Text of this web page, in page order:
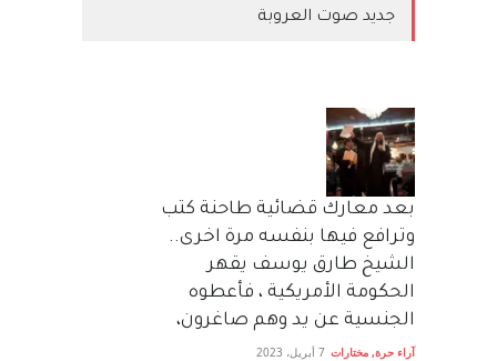
جديد صوت العروبة
بعد معارك قضائية طاحنة كتب
وترافع فيها بنفسه مرة اخرى..
الشيخ طارق يوسف يقهر
الحكومة الأمريكية ، فأعطوه
الجنسية عن يد وهم صاغرون،
آراء حرة, مختارات 7 أبريل، 2023